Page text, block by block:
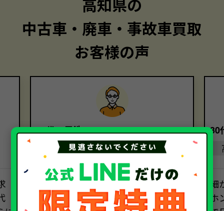
高知県の
中古車・廃車・事故車買取
お客様の声
40代・男性
高知県
担当者の方の電話対応は素晴らし
く、安心してお取引を進めることがで
30